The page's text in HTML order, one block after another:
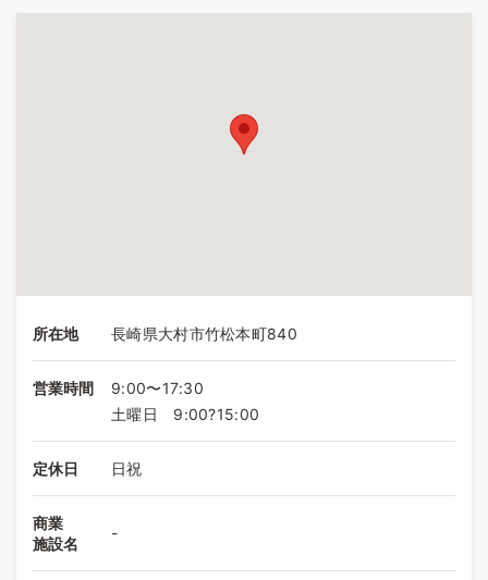
所在地 長崎県大村市竹松本町840
営業時間
9:00〜17:30
土曜日 9:00?15:00
定休日 日祝
商業
施設名
-